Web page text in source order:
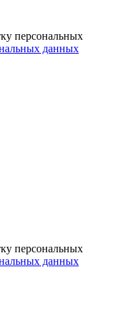
персональных
данных
персональных
данных